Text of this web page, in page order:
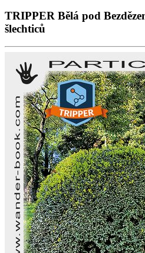
TRIPPER Bělá pod
šlechticů